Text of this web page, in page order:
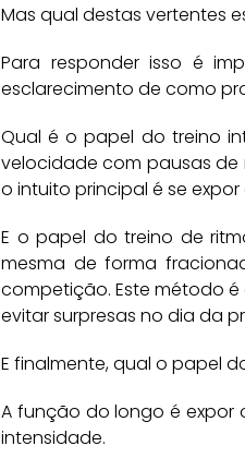
Mas qual destas vertentes
Para responder isso é
esclarecimento de como
Qual é o papel do treino
velocidade com pausas
o intuito principal é se
E o papel do treino de
mesma de forma
competição. Este método
evitar surpresas no dia da
E finalmente, qual o papel
A função do longo é expor
intensidade.